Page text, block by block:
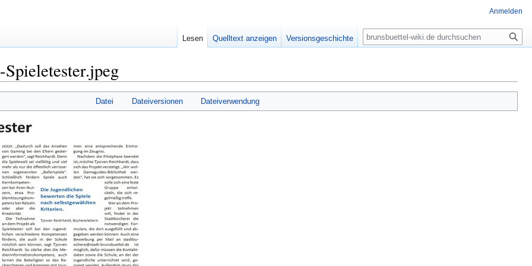
Datei Dateiversionen Dateiverwendung
Anmelden
Lesen Quelltext anzeigen Versionsgeschichte
Suche